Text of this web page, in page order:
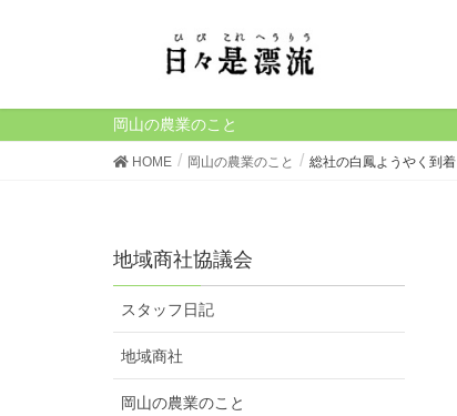
岡山の農業のこと
HOME 岡山の農業のこと 総社の白鳳ようやく到着
地域商社協議会
スタッフ日記
地域商社
岡山の農業のこと